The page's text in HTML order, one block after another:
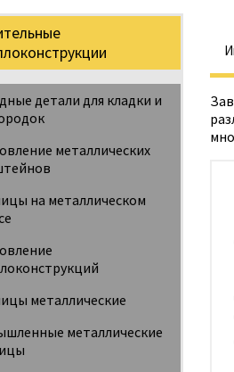
детали для кладки и
металлических
на металлическом
металлические
металлические